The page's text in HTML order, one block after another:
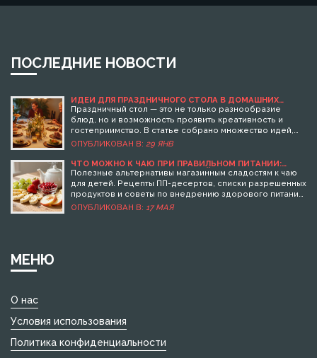
ПОСЛЕДНИЕ НОВОСТИ
ИДЕИ ДЛЯ ПРАЗДНИЧНОГО СТОЛА В ДОМАШНИХ
УСЛОВИЯХ
Праздничный стол — это не только разнообразие
блюд, но и возможность проявить креативность и
гостеприимство. В статье собрано множество идей,
как сделать ваш стол привлекательным и
запоминающимся для гостей. Особое внимание
уделено простоте приготовления и необычному
оформлению блюд. Вы узнаете, как украсить стол
подручными средствами и какие блюда приятно удивят
ваших близких. Эти советы помогут создать атмосферу
уюта и праздника на любом мероприятии.
ОПУБЛИКОВАН В: 29 ЯНВ
ЧТО МОЖНО К ЧАЮ ПРИ ПРАВИЛЬНОМ ПИТАНИИ:
ПОЛЕЗНЫЕ ДЕСЕРТЫ ДЛЯ ДЕТЕЙ БЕЗ САХАРА
Полезные альтернативы магазинным сладостям к чаю
для детей. Рецепты ПП-десертов, списки разрешенных
продуктов и советы по внедрению здорового питания
без стресса.
ОПУБЛИКОВАН В: 17 МАЯ
МЕНЮ
О нас
Условия использования
Политика конфиденциальности